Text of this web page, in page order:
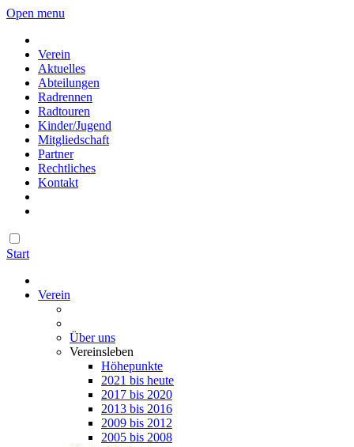
Open menu
Verein
Aktuelles
Abteilungen
Radrennen
Radtouren
Kinder/Jugend
Mitgliedschaft
Partner
Rechtliches
Kontakt
Start
Verein
Über uns
Vereinsleben
Höhepunkte
2021 bis heute
2017 bis 2020
2013 bis 2016
2009 bis 2012
2005 bis 2008